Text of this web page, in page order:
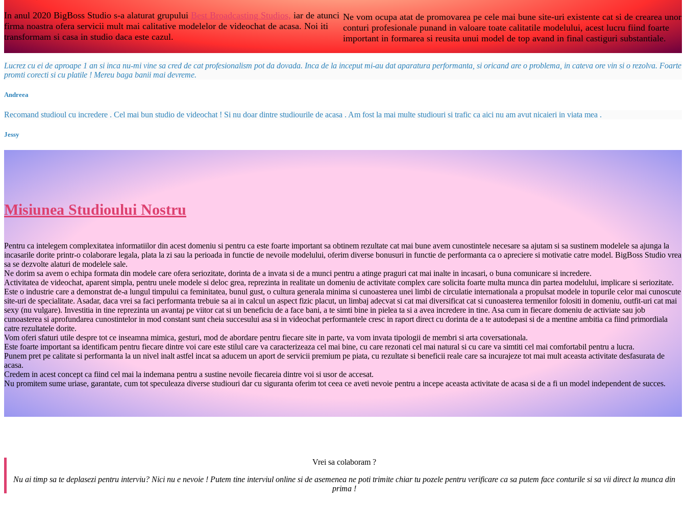
In anul 2020 BigBoss Studio s-a alaturat grupului Best Broadcasting Studios, iar de atunci
firma noastra ofera servicii mult mai calitative modelelor de videochat de acasa. Noi iti
transformam si casa in studio daca este cazul.
Ne vom ocupa atat de promovarea pe cele mai bune site-uri existente cat si de crearea unor
conturi profesionale punand in valoare toate calitatile modelului, acest lucru fiind foarte
important in formarea si reusita unui model de top avand in final castiguri substantiale.
Lucrez cu ei de aproape 1 an si inca nu-mi vine sa cred de cat profesionalism pot da dovada. Inca de la inceput mi-au dat aparatura performanta, si oricand are o problema, in cateva ore vin si o rezolva. Foarte
promti corecti si cu platile ! Mereu baga banii mai devreme.
Andreea
Recomand studioul cu incredere . Cel mai bun studio de videochat ! Si nu doar dintre studiourile de acasa . Am fost la mai multe studiouri si trafic ca aici nu am avut nicaieri in viata mea .
Jessy
Misiunea Studioului Nostru
Pentru ca intelegem complexitatea informatiilor din acest domeniu si pentru ca este foarte important sa obtinem rezultate cat mai bune avem cunostintele necesare sa ajutam si sa sustinem modelele sa ajunga la
incasarile dorite printr-o colaborare legala, plata la zi sau la perioada in functie de nevoile modelului, oferim diverse bonusuri in functie de performanta ca o apreciere si motivatie catre model. BigBoss Studio vrea
sa se dezvolte alaturi de modelele sale.
Ne dorim sa avem o echipa formata din modele care ofera seriozitate, dorinta de a invata si de a munci pentru a atinge praguri cat mai inalte in incasari, o buna comunicare si incredere.
Activitatea de videochat, aparent simpla, pentru unele modele si deloc grea, reprezinta in realitate un domeniu de activitate complex care solicita foarte multa munca din partea modelului, implicare si seriozitate.
Este o industrie care a demonstrat de-a lungul timpului ca feminitatea, bunul gust, o cultura generala minima si cunoasterea unei limbi de circulatie internationala a propulsat modele in topurile celor mai cunoscute
site-uri de specialitate. Asadar, daca vrei sa faci performanta trebuie sa ai in calcul un aspect fizic placut, un limbaj adecvat si cat mai diversificat cat si cunoasterea termenilor folositi in domeniu, outfit-uri cat mai
sexy (nu vulgare). Investitia in tine reprezinta un avantaj pe viitor cat si un beneficiu de a face bani, a te simti bine in pielea ta si a avea incredere in tine. Asa cum in fiecare domeniu de activiate sau job
cunoasterea si aprofundarea cunostintelor in mod constant sunt cheia succesului asa si in videochat performantele cresc in raport direct cu dorinta de a te autodepasi si de a mentine ambitia ca fiind primordiala
catre rezultatele dorite.
Vom oferi sfaturi utile despre tot ce inseamna mimica, gesturi, mod de abordare pentru fiecare site in parte, va vom invata tipologii de membri si arta coversationala.
Este foarte important sa identificam pentru fiecare dintre voi care este stilul care va caracterizeaza cel mai bine, cu care rezonati cel mai natural si cu care va simtiti cel mai comfortabil pentru a lucra.
Punem pret pe calitate si performanta la un nivel inalt astfel incat sa aducem un aport de servicii premium pe piata, cu rezultate si beneficii reale care sa incurajeze tot mai mult aceasta activitate desfasurata de
acasa.
Credem in acest concept ca fiind cel mai la indemana pentru a sustine nevoile fiecareia dintre voi si usor de accesat.
Nu promitem sume uriase, garantate, cum tot speculeaza diverse studiouri dar cu siguranta oferim tot ceea ce aveti nevoie pentru a incepe aceasta activitate de acasa si de a fi un model independent de succes.
Vrei sa colaboram ?
Nu ai timp sa te deplasezi pentru interviu? Nici nu e nevoie ! Putem tine interviul online si de asemenea ne poti trimite chiar tu pozele pentru verificare ca sa putem face conturile si sa vii direct la munca din
prima !